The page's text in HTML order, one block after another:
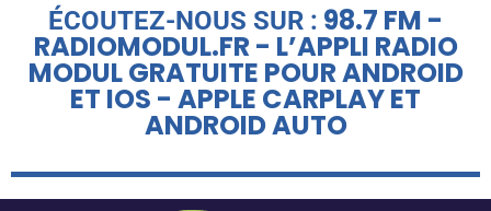
ÉCOUTEZ-NOUS SUR : 98.7 FM -
RADIOMODUL.FR - L’APPLI RADIO
MODUL GRATUITE POUR ANDROID
ET IOS - APPLE CARPLAY ET
ANDROID AUTO